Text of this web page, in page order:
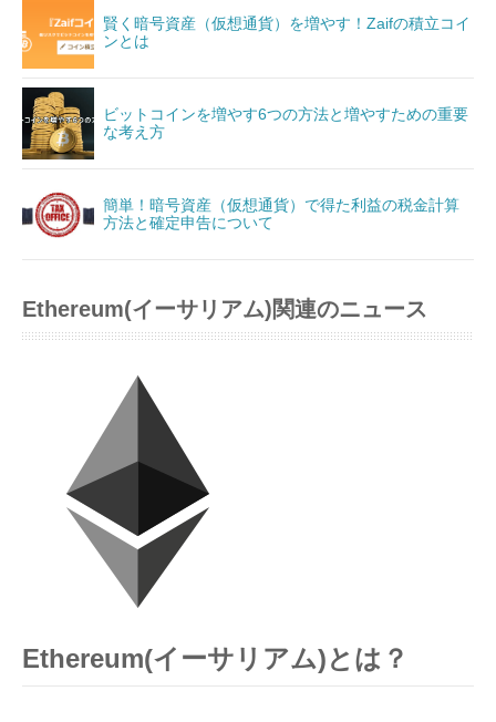
賢く暗号資産（仮想通貨）を増やす！Zaifの積立コイ
ンとは
ビットコインを増やす6つの方法と増やすための重要
な考え方
簡単！暗号資産（仮想通貨）で得た利益の税金計算
方法と確定申告について
Ethereum(イーサリアム)関連のニュース
Ethereum(イーサリアム)とは？